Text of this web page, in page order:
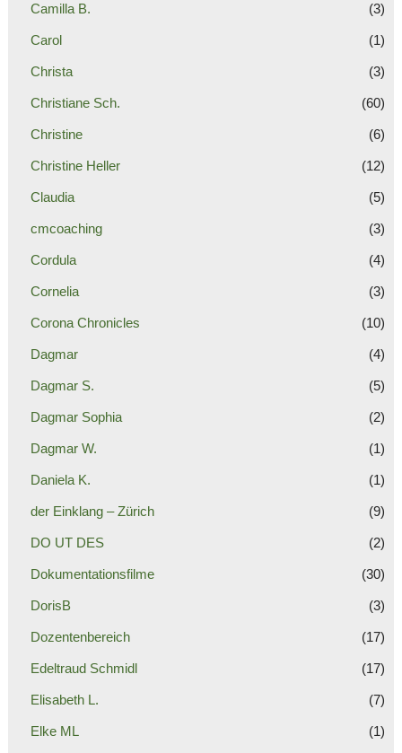
Camilla B. (3)
Carol (1)
Christa (3)
Christiane Sch. (60)
Christine (6)
Christine Heller (12)
Claudia (5)
cmcoaching (3)
Cordula (4)
Cornelia (3)
Corona Chronicles (10)
Dagmar (4)
Dagmar S. (5)
Dagmar Sophia (2)
Dagmar W. (1)
Daniela K. (1)
der Einklang – Zürich (9)
DO UT DES (2)
Dokumentationsfilme (30)
DorisB (3)
Dozentenbereich (17)
Edeltraud Schmidl (17)
Elisabeth L. (7)
Elke ML (1)